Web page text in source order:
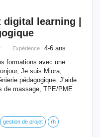
learning |
Expérience : 4-6 ans
formations avec une
Je suis Miora,
pédagogique. J’aide
de massage, TPE/PME
gestion de projet rh